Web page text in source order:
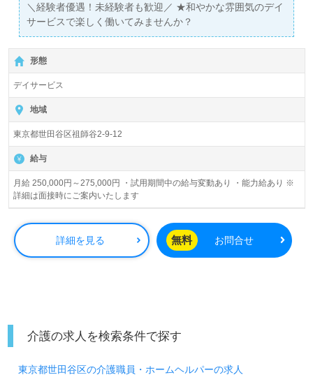
＼経験者優遇！未経験者も歓迎／ ★和やかな雰囲気のデイ
サービスで楽しく働いてみませんか？
形態
デイサービス
地域
東京都世田谷区祖師谷2-9-12
給与
月給 250,000円～275,000円 ・試用期間中の給与変動あり ・能力給あり ※
詳細は面接時にご案内いたします
詳細を見る 無料 お問合せ
介護の求人を検索条件で探す
東京都世田谷区の介護職員・ホームヘルパーの求人